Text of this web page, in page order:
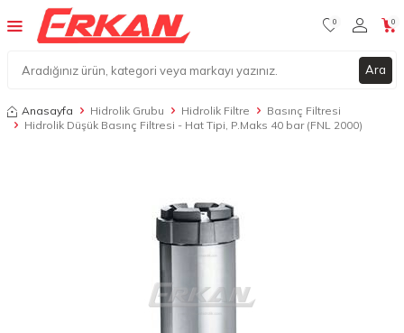
Ara
0 0
Anasayfa Hidrolik Grubu Hidrolik Filtre
Basınç Filtresi
Hidrolik Düşük Basınç Filtresi - Hat Tipi, P.Maks 40 bar (FNL 2000)